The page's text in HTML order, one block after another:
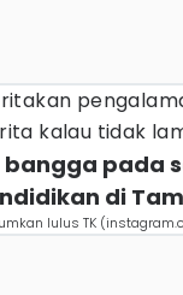
kalau tidak
bangga pada
di
lulus TK